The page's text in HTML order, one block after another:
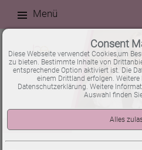
Menü
Consent
Diese Webseite verwendet Cookies,um
zu bieten. Bestimmte Inhalte von
entsprechende Option aktiviert ist. Die
einem Drittland erfolgen.
Datenschutzerklärung. Weitere
Auswahl finden